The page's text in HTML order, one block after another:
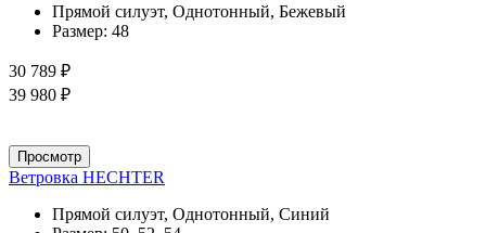
Прямой силуэт, Однотонный, Бежевый
Размер: 48
30 789 ₽
39 980 ₽
Просмотр
Ветровка HECHTER
Прямой силуэт, Однотонный, Синий